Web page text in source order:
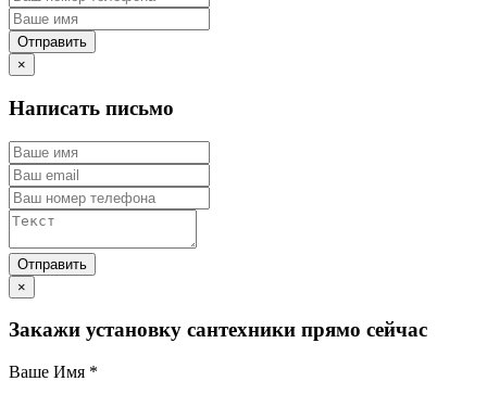
×
Написать письмо
×
Закажи установку сантехники прямо сейчас
Ваше Имя *